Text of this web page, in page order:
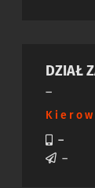
DZIAŁ
–
–
–